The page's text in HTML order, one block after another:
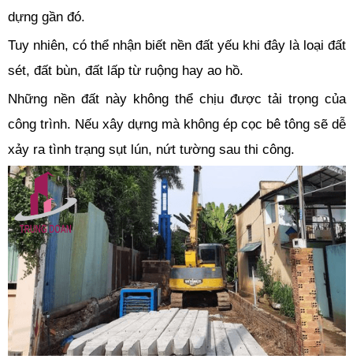
dựng gần đó.
Tuy nhiên, có thể nhận biết nền đất yếu khi đây là loại đất
sét, đất bùn, đất lấp từ ruộng hay ao hồ.
Những nền đất này không thể chịu được tải trọng của
công trình. Nếu xây dựng mà không ép cọc bê tông sẽ dễ
xảy ra tình trạng sụt lún, nứt tường sau thi công.